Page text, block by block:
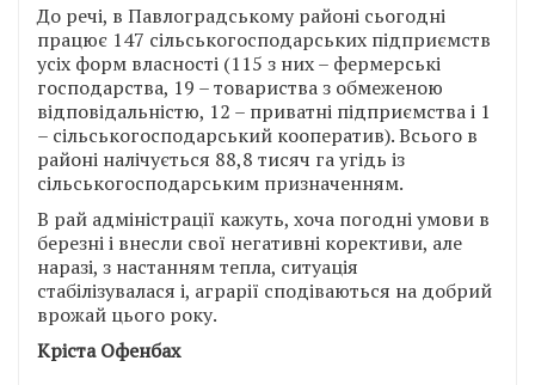
До речі, в Павлоградському районі сьогодні
працює 147 сільськогосподарських підприємств
усіх форм власності (115 з них – фермерські
господарства, 19 – товариства з обмеженою
відповідальністю, 12 – приватні підприємства і 1
– сільськогосподарський кооператив). Всього в
районі налічується 88,8 тисяч га угідь із
сільськогосподарським призначенням.
В рай адміністрації кажуть, хоча погодні умови в
березні і внесли свої негативні корективи, але
наразі, з настанням тепла, ситуація
стабілізувалася і, аграрії сподіваються на добрий
врожай цього року.
Кріста Офенбах